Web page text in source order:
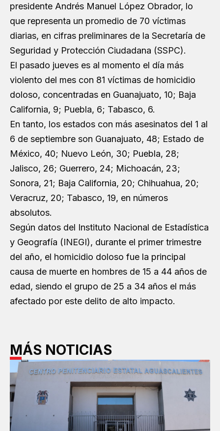
presidente Andrés Manuel López Obrador, lo
que representa un promedio de 70 víctimas
diarias, en cifras preliminares de la Secretaría de
Seguridad y Protección Ciudadana (SSPC).
El pasado jueves es al momento el día más
violento del mes con 81 víctimas de homicidio
doloso, concentradas en Guanajuato, 10; Baja
California, 9; Puebla, 6; Tabasco, 6.
En tanto, los estados con más asesinatos del 1 al
6 de septiembre son Guanajuato, 48; Estado de
México, 40; Nuevo León, 30; Puebla, 28;
Jalisco, 26; Guerrero, 24; Michoacán, 23;
Sonora, 21; Baja California, 20; Chihuahua, 20;
Veracruz, 20; Tabasco, 19, en números
absolutos.
Según datos del Instituto Nacional de Estadística
y Geografía (INEGI), durante el primer trimestre
del año, el homicidio doloso fue la principal
causa de muerte en hombres de 15 a 44 años de
edad, siendo el grupo de 25 a 34 años el más
afectado por este delito de alto impacto.
MÁS NOTICIAS